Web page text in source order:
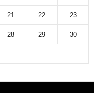
21 22 23
28 29 30